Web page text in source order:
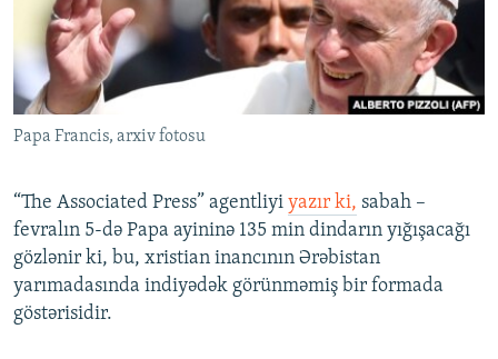
Papa Francis, arxiv fotosu
“The Associated Press” agentliyi yazır ki, sabah –
fevralın 5-də Papa ayininə 135 min dindarın yığışacağı
gözlənir ki, bu, xristian inancının Ərəbistan
yarımadasında indiyədək görünməmiş bir formada
göstərisidir.